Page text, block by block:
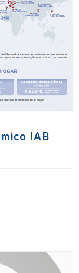
IAB